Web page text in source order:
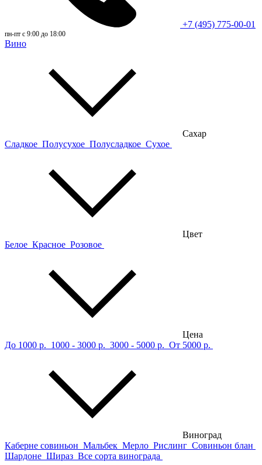
+7 (495) 775-00-01
пн-пт с 9:00 до 18:00
Вино
Сахар
Сладкое Полусухое Полусладкое Сухое
Цвет
Белое Красное Розовое
Цена
До 1000 р. 1000 - 3000 р. 3000 - 5000 р. От 5000 р.
Виноград
Каберне совиньон Мальбек Мерло Рислинг Совиньон блан
Шардоне Шираз Все сорта винограда